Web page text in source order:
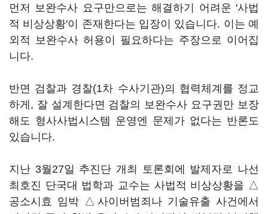
먼저 보완수사 요구만으로는 해결하기 어려운 '사법
적 비상상황'이 존재한다는 입장이 있습니다. 이는 예
외적 보완수사 허용이 필요하다는 주장으로 이어집
니다.
반면 검찰과 경찰(1차 수사기관)의 협력체계를 정교
하게, 잘 설계한다면 검찰의 보완수사 요구권만 보장
해도 형사사법시스템 운영엔 문제가 없다는 반론도
있습니다.
지난 3월27일 추진단 개최 토론회에 발제자로 나선
최호진 단국대 법학과 교수는 사법적 비상상황을 △
공소시효 임박 △사이버범죄나 기술유출 사건에서